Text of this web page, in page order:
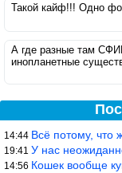
Такой кайф!!! Одно
А где разные там
инопланетные
14:44 Всё потому, что
19:41 У нас неожиданно
14:56 Кошек вообще